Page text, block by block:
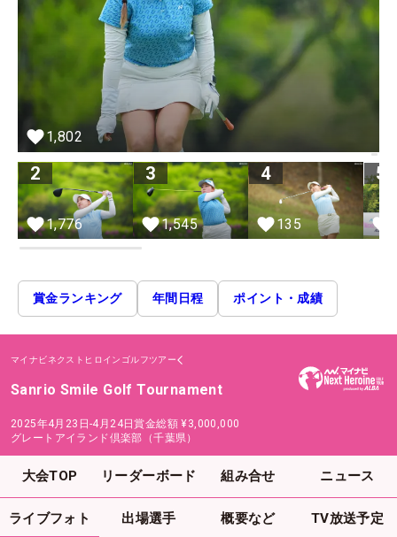
1,802
2
1,776
3
1,545
4
135
5
賞金ランキング 年間日程 ポイント・成績
マイナビネクストヒロインゴルフツアー
Sanrio Smile Golf Tournament
2025年4月23日-4月24日賞金総額 ¥3,000,000
グレートアイランド倶楽部（千葉県）
大会TOP リーダーボード 組み合せ ニュース
ライブフォト 出場選手 概要など TV放送予定